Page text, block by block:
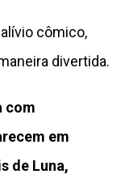
cômico,
divertida.
com
em
de Luna,